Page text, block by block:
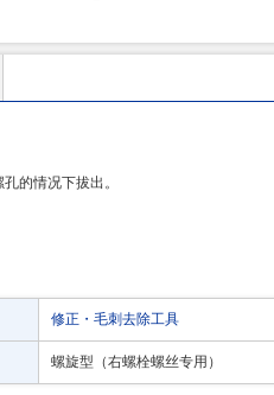
的情况下拔出。
修正・毛刺去除工具
螺旋型（右螺栓螺丝专用）